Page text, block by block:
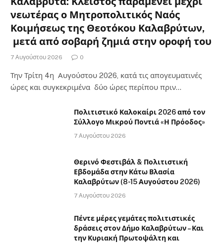
νεωτέρας ο Μητροπολιτικός Ναός
Κοιμήσεως της Θεοτόκου Καλαβρύτων,
μετά από σοβαρή ζημιά στην οροφή του
7 Αυγούστου 2026 0
Την Τρίτη 4η Αυγούστου 2026, κατά τις απογευματινές
ώρες και συγκεκριμένα δύο ώρες περίπου πριν…
Πολιτιστικό Καλοκαίρι 2026 από τον
Σύλλογο Μικρού Ποντιά «Η Πρόοδος»
7 Αυγούστου 2026
Θερινό Φεστιβάλ & Πολιτιστική
Εβδομάδα στην Κάτω Βλασία
Καλαβρύτων (8-15 Αυγούστου 2026)
7 Αυγούστου 2026
Πέντε μέρες γεμάτες πολιτιστικές
δράσεις στον Δήμο Καλαβρύτων – Και
την Κυριακή Πρωτοψάλτη και